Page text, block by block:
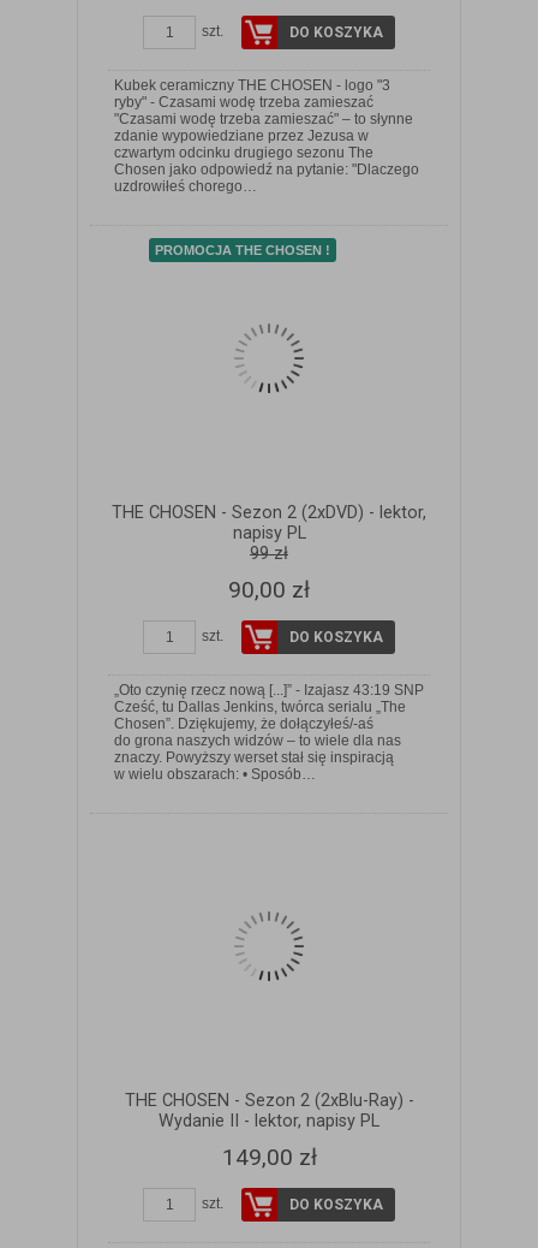
szt. DO KOSZYKA
Kubek ceramiczny THE CHOSEN - logo "3
ryby" - Czasami wodę trzeba zamieszać
"Czasami wodę trzeba zamieszać" – to słynne
zdanie wypowiedziane przez Jezusa w
czwartym odcinku drugiego sezonu The
Chosen jako odpowiedź na pytanie: "Dlaczego
uzdrowiłeś chorego…
ZOBACZ SZCZEGÓŁY
PROMOCJA THE CHOSEN !
THE CHOSEN - Sezon 2 (2xDVD) - lektor,
napisy PL
99 zł
90,00 zł
szt. DO KOSZYKA
„Oto czynię rzecz nową [...]” - Izajasz 43:19 SNP
Cześć, tu Dallas Jenkins, twórca serialu „The
Chosen”. Dziękujemy, że dołączyłeś/-aś
do grona naszych widzów – to wiele dla nas
znaczy. Powyższy werset stał się inspiracją
w wielu obszarach: • Sposób…
ZOBACZ SZCZEGÓŁY
THE CHOSEN - Sezon 2 (2xBlu-Ray) -
Wydanie II - lektor, napisy PL
149,00 zł
szt. DO KOSZYKA